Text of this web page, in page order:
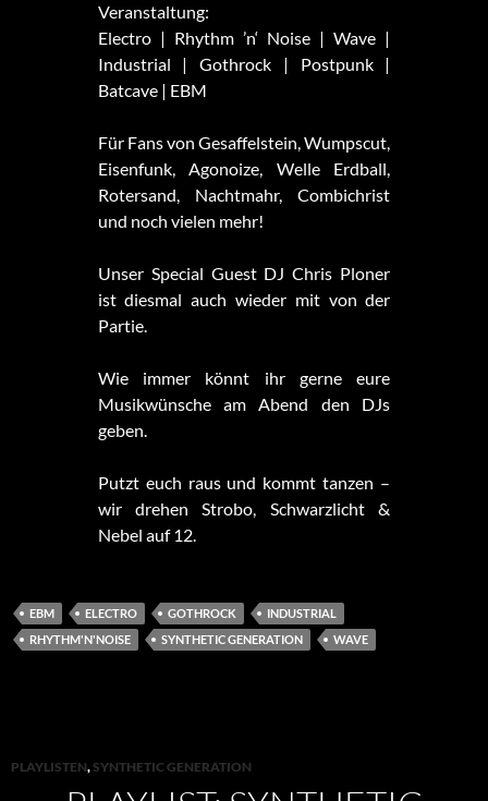
Veranstaltung:
Electro | Rhythm ’n‘ Noise | Wave |
Industrial | Gothrock | Postpunk |
Batcave | EBM
Für Fans von Gesaffelstein, Wumpscut,
Eisenfunk, Agonoize, Welle Erdball,
Rotersand, Nachtmahr, Combichrist
und noch vielen mehr!
Unser Special Guest DJ Chris Ploner
ist diesmal auch wieder mit von der
Partie.
Wie immer könnt ihr gerne eure
Musikwünsche am Abend den DJs
geben.
Putzt euch raus und kommt tanzen –
wir drehen Strobo, Schwarzlicht &
Nebel auf 12.
EBM ELECTRO GOTHROCK
INDUSTRIAL
RHYTHM'N'NOISE
SYNTHETIC GENERATION WAVE
PLAYLISTEN, SYNTHETIC GENERATION